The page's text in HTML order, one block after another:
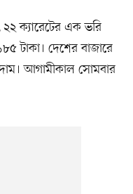
২২ ক্যারেটের এক ভরি
টাকা। দেশের বাজারে
আগামীকাল সোমবার